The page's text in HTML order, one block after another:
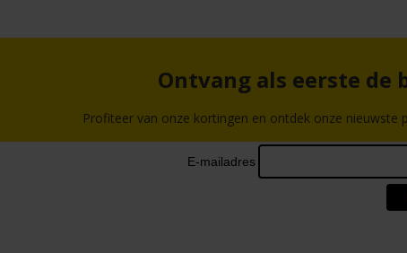
Ontvang als eerste de
Profiteer van onze kortingen en ontdek onze